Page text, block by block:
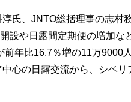
氏、JNTO総括理事の志村
設や日露間定期便の増加
年比16.7％増の11万9000
心の日露交流から、シベ